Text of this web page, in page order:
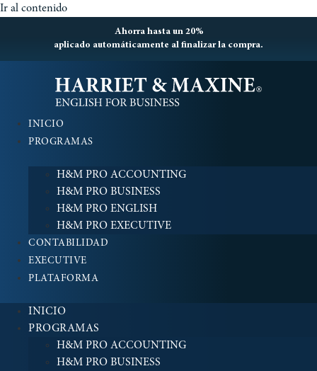
Ir al contenido
Ahorra hasta un 20%
aplicado automáticamente al finalizar la compra.
INICIO
PROGRAMAS
H&M PRO ACCOUNTING
H&M PRO BUSINESS
H&M PRO ENGLISH
H&M PRO EXECUTIVE
CONTABILIDAD
EXECUTIVE
PLATAFORMA
INICIO
PROGRAMAS
H&M PRO ACCOUNTING
H&M PRO BUSINESS